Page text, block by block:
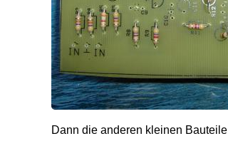
Dann die anderen kleinen Bauteile